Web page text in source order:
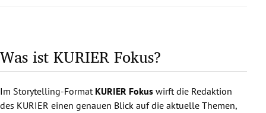
Was ist KURIER Fokus?
Im Storytelling-Format KURIER Fokus wirft die Redaktion
des KURIER einen genauen Blick auf die aktuelle Themen,